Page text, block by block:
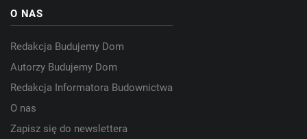
O NAS
Redakcja Budujemy Dom
Autorzy Budujemy Dom
Redakcja Informatora Budownictwa
O nas
Zapisz się do newslettera